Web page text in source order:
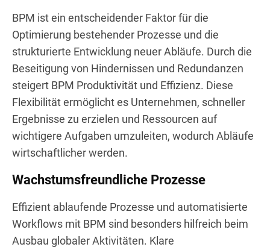
BPM ist ein entscheidender Faktor für die
Optimierung bestehender Prozesse und die
strukturierte Entwicklung neuer Abläufe. Durch die
Beseitigung von Hindernissen und Redundanzen
steigert BPM Produktivität und Effizienz. Diese
Flexibilität ermöglicht es Unternehmen, schneller
Ergebnisse zu erzielen und Ressourcen auf
wichtigere Aufgaben umzuleiten, wodurch Abläufe
wirtschaftlicher werden.
Wachstumsfreundliche Prozesse
Effizient ablaufende Prozesse und automatisierte
Workflows mit BPM sind besonders hilfreich beim
Ausbau globaler Aktivitäten. Klare